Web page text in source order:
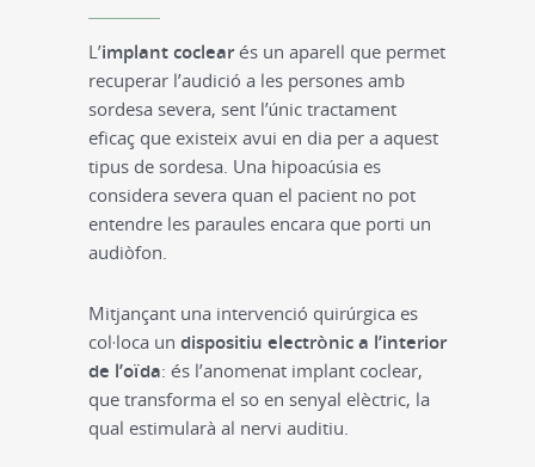
L’implant coclearés un aparell que permet
recuperar l’audició a les persones amb
sordesa severa, sent l’únic tractament
eficaç que existeix avui en dia per a aquest
tipus de sordesa. Una hipoacúsia es
considera severa quan el pacient no pot
entendre les paraules encara que porti un
audiòfon.
Mitjançant una intervenció quirúrgica es
col·loca un dispositiu electrònic a l’interior
de l’oïda: és l’anomenat implant coclear,
que transforma el so en senyal elèctric, la
qual estimularà al nervi auditiu.